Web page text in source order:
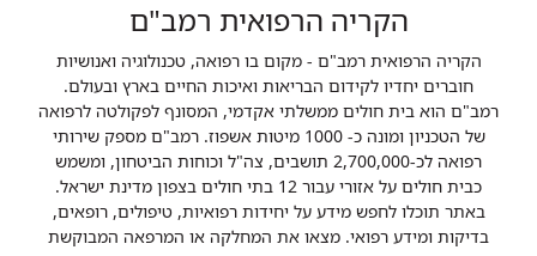
הקריה הרפואית רמב"ם
הקריה הרפואית רמב"ם - מקום בו רפואה, טכנולוגיה ואנושיות
חוברים יחדיו לקידום הבריאות ואיכות החיים בארץ ובעולם.
רמב"ם הוא בית חולים ממשלתי אקדמי, המסונף לפקולטה לרפואה
של הטכניון ומונה כ- 1000 מיטות אשפוז. רמב"ם מספק שירותי
רפואה לכ-2,700,000 תושבים, צה"ל וכוחות הביטחון, ומשמש
כבית חולים על אזורי עבור 12 בתי חולים בצפון מדינת ישראל.
באתר תוכלו לחפש מידע על יחידות רפואיות, טיפולים, רופאים,
בדיקות ומידע רפואי. מצאו את המחלקה או המרפאה המבוקשת